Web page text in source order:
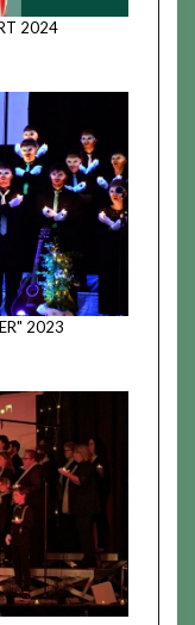
2024
2023